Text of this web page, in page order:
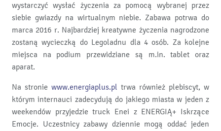
wystarczyć wysłać życzenia za pomocą wybranej przez
siebie gwiazdy na wirtualnym niebie. Zabawa potrwa do
marca 2016 r. Najbardziej kreatywne życzenia nagrodzone
zostaną wycieczką do Legoladnu dla 4 osób. Za kolejne
miejsca na podium przewidziane są m.in. tablet oraz
aparat.
Na stronie www.energiaplus.pl trwa również plebiscyt, w
którym internauci zadecydują do jakiego miasta w jeden z
weekendów przyjedzie truck Enei z ENERGIĄ+ Iskrzące
Emocje. Uczestnicy zabawy dziennie mogą oddać jeden